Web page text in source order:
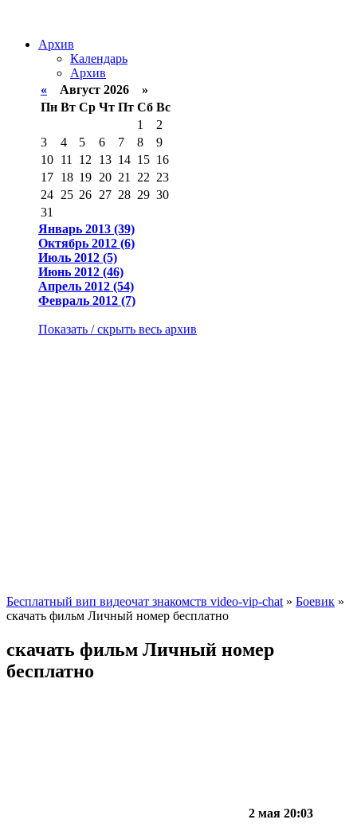
Архив
Календарь
Архив
« Август 2026 »
Пн Вт Ср Чт Пт Сб Вс
1
2
3
4 5 6 7 8
9
10 11 12 13 14 15 16
17 18 19 20 21 22 23
24 25 26 27 28 29 30
31
Январь 2013 (39)
Октябрь 2012 (6)
Июль 2012 (5)
Июнь 2012 (46)
Апрель 2012 (54)
Февраль 2012 (7)
Показать / скрыть весь архив
Бесплатный вип видеочат знакомств video-vip-chat » Боевик »
скачать фильм Личный номер бесплатно
скачать фильм Личный номер
бесплатно
2 мая 20:03